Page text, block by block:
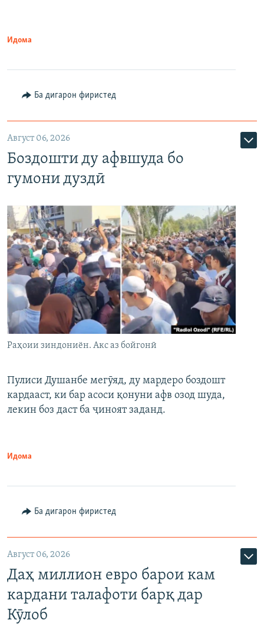
Идома
Ба дигарон фиристед
Август 06, 2026
Боздошти ду афвшуда бо
гумони дуздӣ
Раҳоии зиндониён. Акс аз бойгонӣ
Пулиси Душанбе мегӯяд, ду мардеро боздошт
кардааст, ки бар асоси қонуни афв озод шуда,
лекин боз даст ба ҷиноят заданд.
Идома
Ба дигарон фиристед
Август 06, 2026
Даҳ миллион евро барои кам
кардани талафоти барқ дар
Кӯлоб